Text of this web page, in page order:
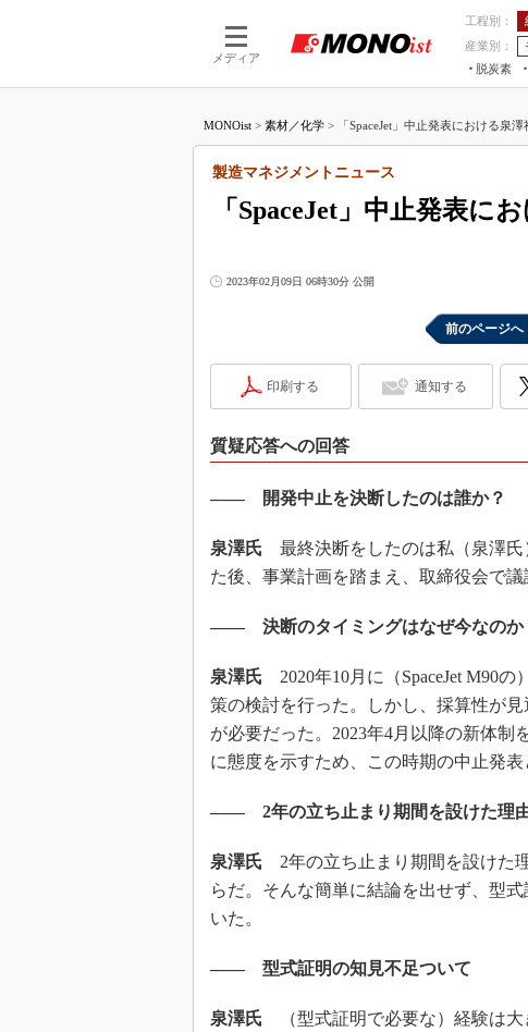
メディア
工程別：
産業別：
脱炭素
つながる工場AI×設備保全
MONOist > 素材／化学 > 「SpaceJet」中止発表における泉
「SpaceJet」中止発表に
製造マネジメントニュース
2023年02月09日 06時30分 公開
前のページへ
印刷する 通知する
質疑応答への回答
―― 開発中止を決断したのは誰か？
泉澤氏 最終決断をしたのは私（泉澤氏
た後、事業計画を踏まえ、取締役会で議
―― 決断のタイミングはなぜ今なのか
泉澤氏 2020年10月に（SpaceJet M90
策の検討を行った。しかし、採算性が
が必要だった。2023年4月以降の新体
に態度を示すため、この時期の中止発表
―― 2年の立ち止まり期間を設けた理
泉澤氏 2年の立ち止まり期間を設けた
らだ。そんな簡単に結論を出せず、型
いた。
―― 型式証明の知見不足ついて
泉澤氏 （型式証明で必要な）経験は大